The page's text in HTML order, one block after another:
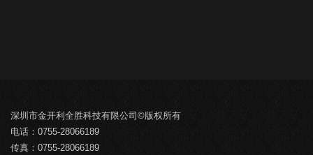
深圳市金开利全胜科技有限公司©版权所有
电话：0755-28066189
传真：0755-28066189